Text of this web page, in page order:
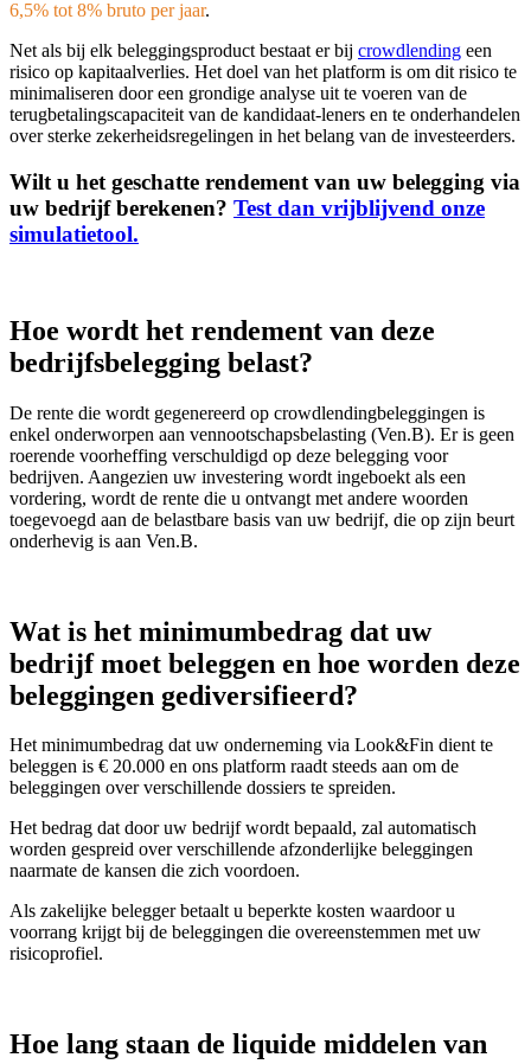
6,5% tot 8% bruto per jaar.
Net als bij elk beleggingsproduct bestaat er bij crowdlending een
risico op kapitaalverlies. Het doel van het platform is om dit risico te
minimaliseren door een grondige analyse uit te voeren van de
terugbetalingscapaciteit van de kandidaat-leners en te onderhandelen
over sterke zekerheidsregelingen in het belang van de investeerders.
Wilt u het geschatte rendement van uw belegging via
uw bedrijf berekenen? Test dan vrijblijvend onze
simulatietool.
Hoe wordt het rendement van deze
bedrijfsbelegging belast?
De rente die wordt gegenereerd op crowdlendingbeleggingen is
enkel onderworpen aan vennootschapsbelasting (Ven.B). Er is geen
roerende voorheffing verschuldigd op deze belegging voor
bedrijven. Aangezien uw investering wordt ingeboekt als een
vordering, wordt de rente die u ontvangt met andere woorden
toegevoegd aan de belastbare basis van uw bedrijf, die op zijn beurt
onderhevig is aan Ven.B.
Wat is het minimumbedrag dat uw
bedrijf moet beleggen en hoe worden deze
beleggingen gediversifieerd?
Het minimumbedrag dat uw onderneming via Look&Fin dient te
beleggen is € 20.000 en ons platform raadt steeds aan om de
beleggingen over verschillende dossiers te spreiden.
Het bedrag dat door uw bedrijf wordt bepaald, zal automatisch
worden gespreid over verschillende afzonderlijke beleggingen
naarmate de kansen die zich voordoen.
Als zakelijke belegger betaalt u beperkte kosten waardoor u
voorrang krijgt bij de beleggingen die overeenstemmen met uw
risicoprofiel.
Hoe lang staan de liquide middelen van